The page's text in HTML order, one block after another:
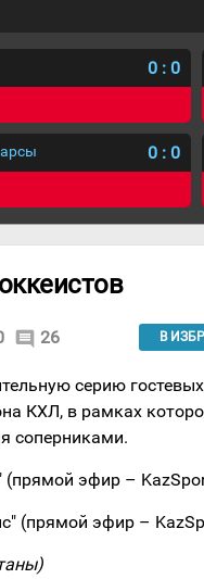
0 : 0
0 : 0
comment 26 В
серию
КХЛ, в рамках
соперниками.
(прямой эфир –
(прямой эфир –